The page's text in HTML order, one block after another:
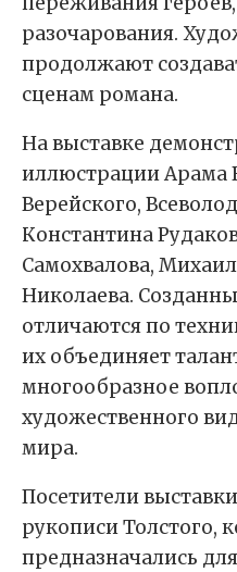
разочарования.
продолжают
сценам романа.
На выставке
иллюстрации Арама
Верейского,
Константина
Самохвалова,
Николаева.
отличаются по
их объединяет
многообразное
художественного
мира.
Посетители
рукописи Толстого,
предназначались